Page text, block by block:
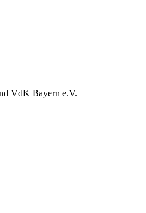
VdK Bayern e.V.